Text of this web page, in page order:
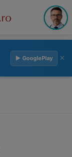
▶ GooglePlay ×